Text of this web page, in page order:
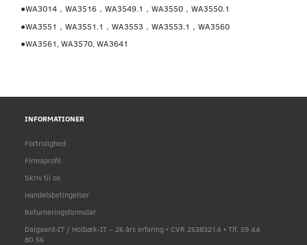
●WA3014，WA3516，WA3549.1，WA3550，WA3550.1
●WA3551，WA3551.1，WA3553，WA3553.1，WA3560
●WA3561, WA3570, WA3641
INFORMATIONER
Fortrolighed
Firmaprofil
Skriv til os
Handelsbetingelser
Returneringsformular
Dalgaard-IT / Holbæk-IT – 26 års erfaring • CVR 25383214 • Tlf. 59 44
80 56